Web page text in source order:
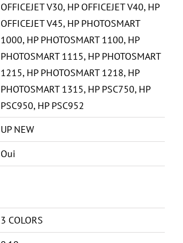
OFFICEJET V30, HP OFFICEJET V40, HP
OFFICEJET V45, HP PHOTOSMART
1000, HP PHOTOSMART 1100, HP
PHOTOSMART 1115, HP PHOTOSMART
1215, HP PHOTOSMART 1218, HP
PHOTOSMART 1315, HP PSC750, HP
PSC950, HP PSC952
UP NEW
Oui
3 COLORS